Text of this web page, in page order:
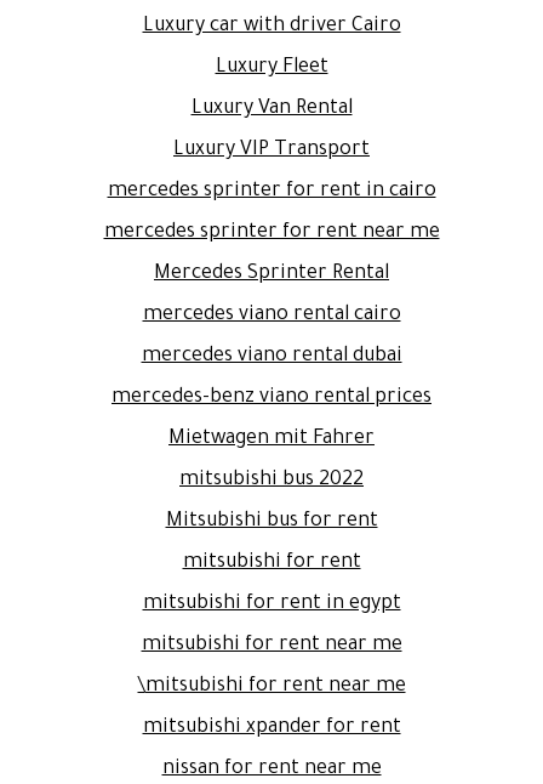
Luxury car with driver Cairo
Luxury Fleet
Luxury Van Rental
Luxury VIP Transport
mercedes sprinter for rent in cairo
mercedes sprinter for rent near me
Mercedes Sprinter Rental
mercedes viano rental cairo
mercedes viano rental dubai
mercedes-benz viano rental prices
Mietwagen mit Fahrer
mitsubishi bus 2022
Mitsubishi bus for rent
mitsubishi for rent
mitsubishi for rent in egypt
mitsubishi for rent near me
mitsubishi for rent near me\
mitsubishi xpander for rent
nissan for rent near me